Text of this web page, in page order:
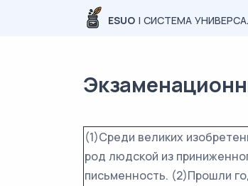
ESUO | СИСТЕМА
(1)Среди великих
род людской из
письменность. (2)Прошли